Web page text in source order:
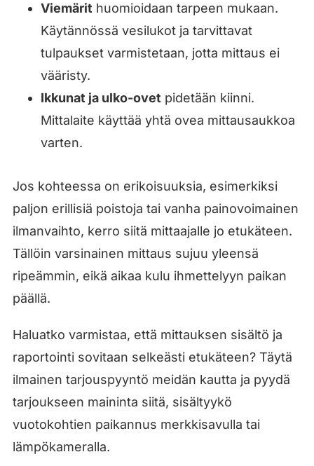
Viemärit huomioidaan tarpeen mukaan.
Käytännössä vesilukot ja tarvittavat
tulpaukset varmistetaan, jotta mittaus ei
vääristy.
Ikkunat ja ulko-ovet pidetään kiinni.
Mittalaite käyttää yhtä ovea mittausaukkoa
varten.
Jos kohteessa on erikoisuuksia, esimerkiksi
paljon erillisiä poistoja tai vanha painovoimainen
ilmanvaihto, kerro siitä mittaajalle jo etukäteen.
Tällöin varsinainen mittaus sujuu yleensä
ripeämmin, eikä aikaa kulu ihmettelyyn paikan
päällä.
Haluatko varmistaa, että mittauksen sisältö ja
raportointi sovitaan selkeästi etukäteen? Täytä
ilmainen tarjouspyyntö meidän kautta ja pyydä
tarjoukseen maininta siitä, sisältyykö
vuotokohtien paikannus merkkisavulla tai
lämpökameralla.